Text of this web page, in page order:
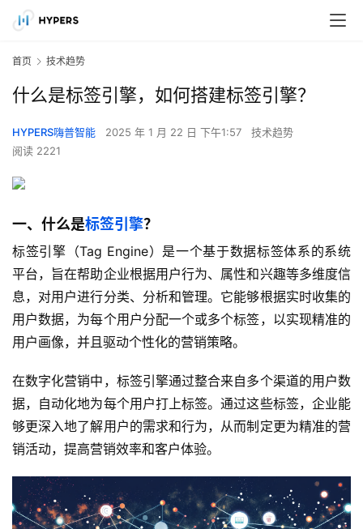
首页 技术趋势
什么是标签引擎，如何搭建标签引擎？
HYPERS嗨普智能 2025 年 1 月 22 日 下午1:57
技术趋势
阅读 2221
一、什么是标签引擎？
标签引擎（Tag Engine）是一个基于数据标签体系的系统
平台，旨在帮助企业根据用户行为、属性和兴趣等多维度信
息，对用户进行分类、分析和管理。它能够根据实时收集的
用户数据，为每个用户分配一个或多个标签，以实现精准的
用户画像，并且驱动个性化的营销策略。
在数字化营销中，标签引擎通过整合来自多个渠道的用户数
据，自动化地为每个用户打上标签。通过这些标签，企业能
够更深入地了解用户的需求和行为，从而制定更为精准的营
销活动，提高营销效率和客户体验。